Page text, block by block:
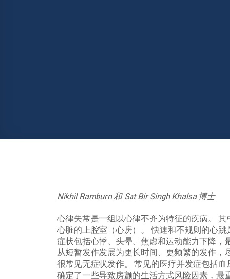
Nikhil Ramburn 和 Sat Bir Singh Khalsa 博士
心律失常是一组以心律不齐为特征的疾病。
心脏的上腔室（心房）。 快速和不规则的心
症状包括心悸、头晕、焦虑和运动能力下降，
从短暂发作发展为更长时间、更频繁的发作，
很常见无症状发作。 常见的医疗并发症包括
确定了一些导致房颤的生活方式风险因素，最